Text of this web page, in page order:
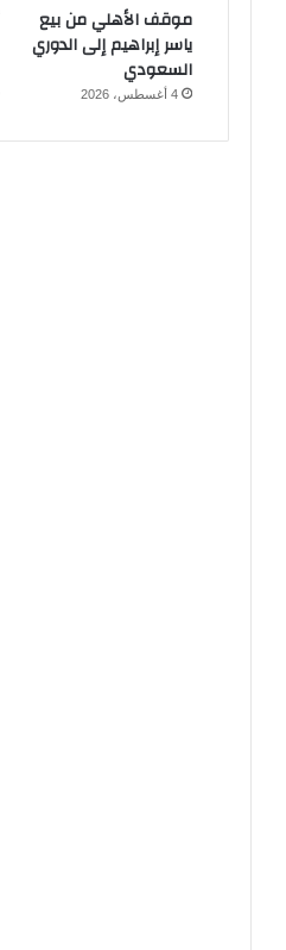
موقف الأهلي من بيع
ياسر إبراهيم إلى الدوري
السعودي
4 أغسطس، 2026